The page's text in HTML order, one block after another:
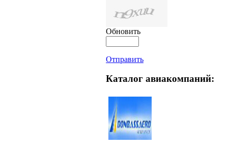
Обновить
Отправить
Каталог авиакомпаний: